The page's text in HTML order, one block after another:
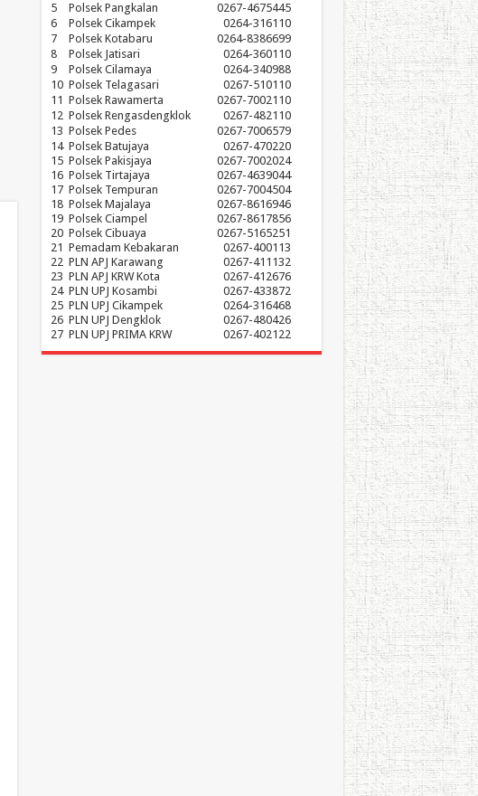
5
Polsek Pangkalan
0267-4675445
6
Polsek Cikampek
0264-316110
7
Polsek Kotabaru
0264-8386699
8
Polsek Jatisari
0264-360110
9
Polsek Cilamaya
0264-340988
10 Polsek Telagasari
0267-510110
11 Polsek Rawamerta
0267-7002110
12 Polsek Rengasdengklok
0267-482110
13 Polsek Pedes
0267-7006579
14 Polsek Batujaya
0267-470220
15 Polsek Pakisjaya
0267-7002024
16 Polsek Tirtajaya
0267-4639044
17 Polsek Tempuran
0267-7004504
18 Polsek Majalaya
0267-8616946
19 Polsek Ciampel
0267-8617856
20 Polsek Cibuaya
0267-5165251
21 Pemadam Kebakaran
0267-400113
22 PLN APJ Karawang
0267-411132
23 PLN APJ KRW Kota
0267-412676
24 PLN UPJ Kosambi
0267-433872
25 PLN UPJ Cikampek
0264-316468
26 PLN UPJ Dengklok
0267-480426
27 PLN UPJ PRIMA KRW 0267-402122